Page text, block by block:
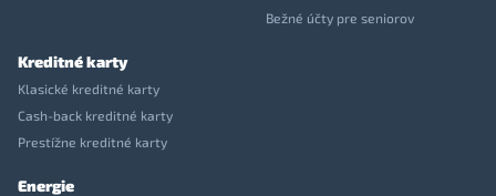
Bežné účty pre seniorov
Kreditné karty
Klasické kreditné karty
Cash-back kreditné karty
Prestížne kreditné karty
Energie